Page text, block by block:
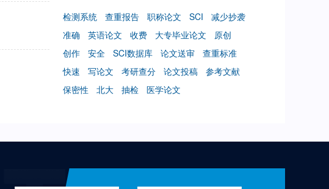
检测系统 查重报告 职称论文 SCI
减少抄袭
准确
英语论文 收费 大专毕业论文
原创
创作
安全 SCI数据库 论文送审
查重标准
快速
写论文 考研查分 论文投稿
参考文献
保密性
北大 抽检 医学论文